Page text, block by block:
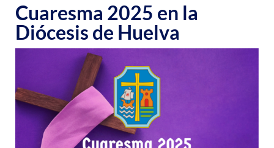
Cuaresma 2025 en la
Diócesis de Huelva